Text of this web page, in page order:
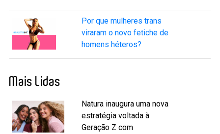
Por que mulheres trans
viraram o novo fetiche de
homens héteros?
Mais Lidas
Natura inaugura uma nova
estratégia voltada à
Geração Z com